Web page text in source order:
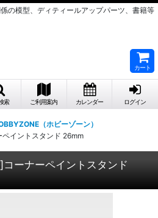
の模型、ディティールアップパーツ、書籍等
カート
索 ご利用案内 カレンダー ログイン
（ホビーゾーン）
イントスタンド 26mm
ーナーペイントスタンド